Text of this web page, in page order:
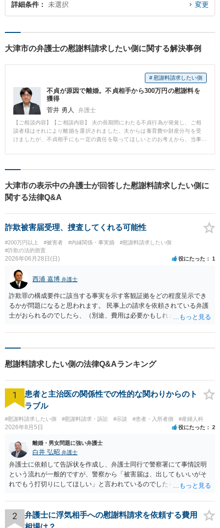
詳細条件 未選択 変更
大津市の弁護士の慰謝料請求したい側に関する解決事例
# 慰謝料請求したい側
不貞が原因で離婚。不貞相手から300万円の慰謝料を
獲得
菅井 勇人
弁護士
【ご相談内容】【ご相談内容】 夫の長期間にわたる不貞行為が発覚し、ご相
談者様はそれにより離婚を選択されました。夫からは養育費や財産分与を受
けましたが、不貞相手にも一定の責任を取ってほしいとのお考えから、当事
を調べ、慰謝料の支払いを求める内容証明郵便を発送しました。発送の翌日
大津市の表示中の弁護士が回答した慰謝料請求したい側に
関する法律Q&A
詐欺被害届受理、捜査してくれる可能性
#200万円以上 #被害者 #内縁関係・事実婚
#慰謝料請求したい側
#詐欺の法的措置
2026年06月28日(日) 役にたった 1
西浦 嘉博 弁護士
詐欺罪の構成要件に該当する事実を示す客観証拠をどの程度呈示でき
るかが問題になると思われます。 民事上の請求を依頼されている弁護
士がおられるのでしたら、（別途、費用は必要かもしれませんが）詐
を聴かれることを検討されてはいかがでしょうか。
慰謝料請求したい側の法律Q&Aランキング
1
患者と主治医の関係性での性的な関わりからのト
ラブル
#慰謝料請求したい側 #慰謝料請求・訴訟 #示談 #患者・入所者側 #産婦人科
2026年8月5日 役にたった 2
離婚・男女問題に強い弁護士
白井 弘昭 弁護士
弁護士に依頼して告訴状を作成し、弁護士同行で警察署にて事情説明
という流れが一般的ですが、警察から「被害届は、出してもいいがそ
れでもう打切りにしてほしい」と言われているのでしたら、あまり結
検察庁に訴えるのもありかもしれないですが、実際に捜査をするの
は、結局所轄だと思われますので、やはり結論は変わらないかもしれ
ないです。 一度、最寄りの「刑事に強い」とうたっている弁護士に相
2
弁護士に浮気相手への慰謝料請求を依頼する費用